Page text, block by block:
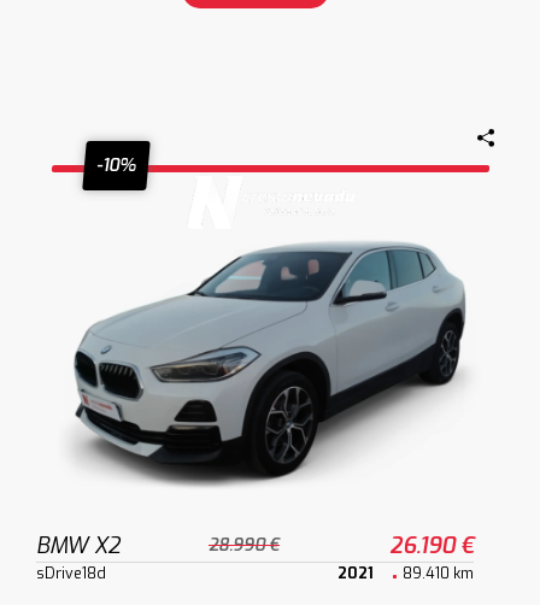
-10%
BMW X2 28.990 € 26.190 €
sDrive18d 2021 89.410 km